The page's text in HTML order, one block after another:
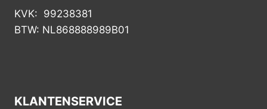
KVK: 99238381
BTW: NL868888989B01
KLANTENSERVICE